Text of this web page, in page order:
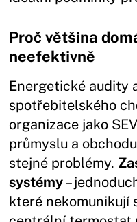
Proč většina
neefektivně
Energetické audity
spotřebitelského
organizace jako
průmyslu a
stejné problémy.
systémy–
které nekomunikují